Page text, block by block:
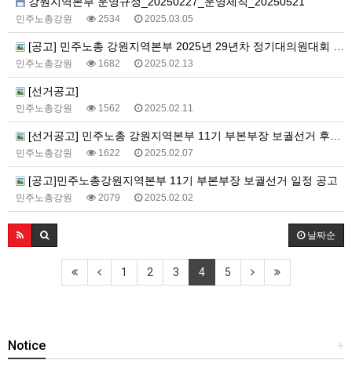
민주노총강원 2534 2025.03.05
[공고] 민주노총 강원지역본부 2025년 29년차 정기대의원대회 소집 공고
민주노총강원 1682 2025.02.13
[선거공고]
민주노총강원 1562 2025.02.11
[선거공고] 민주노총 강원지역본부 11기 부본부장 보궐선거 후보자 등록기간 연장공고
민주노총강원 1622 2025.02.07
[공고]민주노총강원지역본부 11기 부본부장 보궐선거 일정 공고
민주노총강원 2079 2025.02.02
날짜순
1 2 3 4 5
+
Notice